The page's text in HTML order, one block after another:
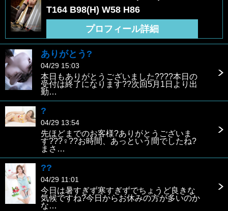
T164 B98(H) W58 H86
プロフィール詳細
ありがとう?
04/29 15:03
本日もありがとうございました????本日の
受付は終了になります??次回5月1日より出
勤…
?
04/29 13:54
先ほどまでのお客様?ありがとうございま
す???♀??お時間、あっという間でしたね?
まさ…
??
04/29 11:01
今日は暑すぎず寒すぎずでちょうど良きな
気候ですね?今日からお休みの方が多いのか
な…